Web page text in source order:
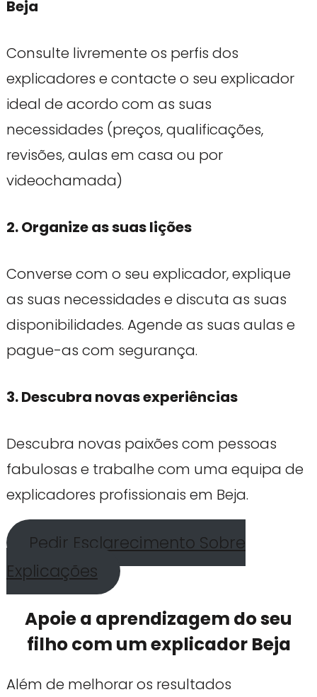
Beja
Consulte livremente os perfis dos
explicadores e contacte o seu explicador
ideal de acordo com as suas
necessidades (preços, qualificações,
revisões, aulas em casa ou por
videochamada)
2. Organize as suas lições
Converse com o seu explicador, explique
as suas necessidades e discuta as suas
disponibilidades. Agende as suas aulas e
pague-as com segurança.
3. Descubra novas experiências
Descubra novas paixões com pessoas
fabulosas e trabalhe com uma equipa de
explicadores profissionais em Beja.
Pedir Esclarecimento Sobre
Explicações
Apoie a aprendizagem do seu
filho com um explicador Beja
Além de melhorar os resultados